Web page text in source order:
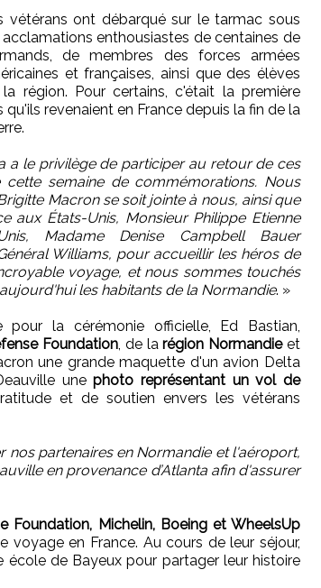
vétérans ont débarqué sur le tarmac sous
enthousiastes de centaines de
de membres des forces armées
et françaises, ainsi que des élèves
région. Pour certains, c'était la première
qu'ils revenaient en France depuis la fin de la
a le privilège de participer au retour de ces
semaine de commémorations. Nous
Macron se soit jointe à nous, ainsi que
aux États-Unis, Monsieur Philippe Etienne
Madame Denise Campbell Bauer
Williams, pour accueillir les héros de
voyage, et nous sommes touchés
les habitants de la Normandie. »
la cérémonie officielle, Ed Bastian,
Foundation, de larégion Normandieet
une grande maquette d'un avion Delta
unephoto représentant un vol de
et de soutien envers les vétérans
nos partenaires en Normandie et l'aéroport,
en provenance d’Atlanta afin d'assurer
Foundation, Michelin, Boeing et WheelsUp
en France. Au cours de leur séjour,
de Bayeux pour partager leur histoire